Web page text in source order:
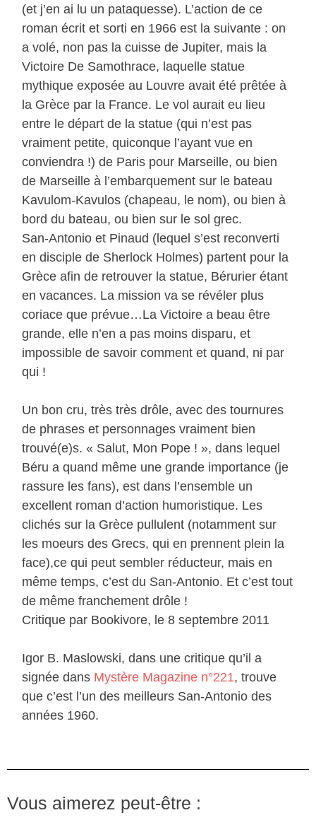
(et j’en ai lu un pataquesse). L’action de ce
roman écrit et sorti en 1966 est la suivante : on
a volé, non pas la cuisse de Jupiter, mais la
Victoire De Samothrace, laquelle statue
mythique exposée au Louvre avait été prêtée à
la Grèce par la France. Le vol aurait eu lieu
entre le départ de la statue (qui n’est pas
vraiment petite, quiconque l’ayant vue en
conviendra !) de Paris pour Marseille, ou bien
de Marseille à l’embarquement sur le bateau
Kavulom-Kavulos (chapeau, le nom), ou bien à
bord du bateau, ou bien sur le sol grec.
San-Antonio et Pinaud (lequel s’est reconverti
en disciple de Sherlock Holmes) partent pour la
Grèce afin de retrouver la statue, Bérurier étant
en vacances. La mission va se révéler plus
coriace que prévue…La Victoire a beau être
grande, elle n’en a pas moins disparu, et
impossible de savoir comment et quand, ni par
qui !
Un bon cru, très très drôle, avec des tournures
de phrases et personnages vraiment bien
trouvé(e)s. « Salut, Mon Pope ! », dans lequel
Béru a quand même une grande importance (je
rassure les fans), est dans l’ensemble un
excellent roman d’action humoristique. Les
clichés sur la Grèce pullulent (notamment sur
les moeurs des Grecs, qui en prennent plein la
face),ce qui peut sembler réducteur, mais en
même temps, c’est du San-Antonio. Et c’est tout
de même franchement drôle !
Critique par Bookivore, le 8 septembre 2011
Igor B. Maslowski, dans une critique qu’il a
signée dans Mystère Magazine n°221, trouve
que c’est l’un des meilleurs San-Antonio des
années 1960.
Vous aimerez peut-être :